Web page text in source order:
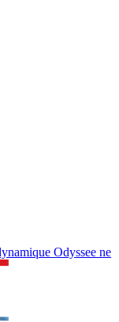
Odyssee ne